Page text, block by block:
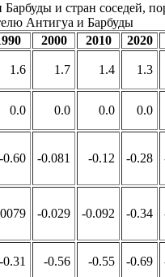
и стран соседей,
Антигуа и Барбуды
2000 2010 2020
1.6 1.7 1.4 1.3
0.0 0.0 0.0 0.0
-0.60 -0.081 -0.12 -0.28
-0.029 -0.092 -0.34
-0.31 -0.56 -0.55 -0.69